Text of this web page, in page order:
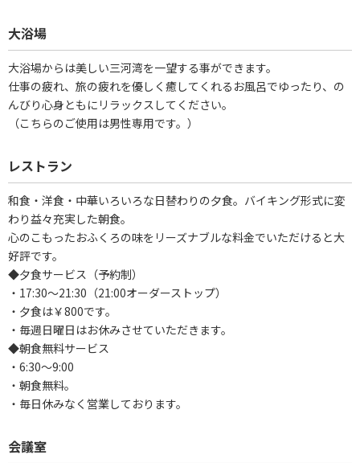
大浴場
大浴場からは美しい三河湾を一望する事ができます。
仕事の疲れ、旅の疲れを優しく癒してくれるお風呂でゆったり、の
んびり心身ともにリラックスしてください。
（こちらのご使用は男性専用です。）
レストラン
和食・洋食・中華いろいろな日替わりの夕食。バイキング形式に変
わり益々充実した朝食。
心のこもったおふくろの味をリーズナブルな料金でいただけると大
好評です。
◆夕食サービス（予約制）
・17:30～21:30（21:00オーダーストップ）
・夕食は￥800です。
・毎週日曜日はお休みさせていただきます。
◆朝食無料サービス
・6:30～9:00
・朝食無料。
・毎日休みなく営業しております。
会議室